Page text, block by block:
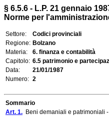
§ 6.5.6 - L.P. 21 gennaio
Norme per
Settore:
Codici provinciali
Regione: Bolzano
Materia:
6. finanza e contabilità
Capitolo: 6.5 patrimonio e
Data:
21/01/1987
Numero: 2
Sommario
Art. 1. Beni demaniali e patrimoniali